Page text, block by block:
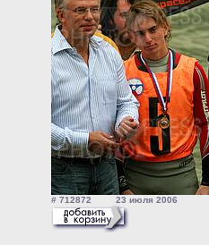
# 712872 23 июля 2006